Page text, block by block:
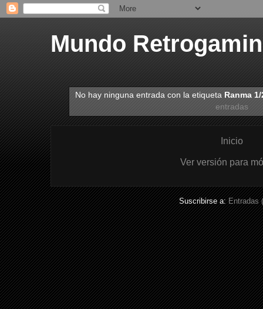
Mundo
No hay ninguna entrada con la etiqueta Ranma
entradas
Inicio
Ver versión para
Suscribirse a:Entradas